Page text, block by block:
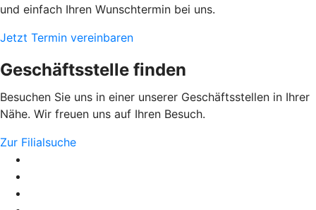
und einfach Ihren Wunschtermin bei uns.
Jetzt Termin vereinbaren
Geschäftsstelle finden
Besuchen Sie uns in einer unserer Geschäftsstellen in Ihrer
Nähe. Wir freuen uns auf Ihren Besuch.
Zur Filialsuche